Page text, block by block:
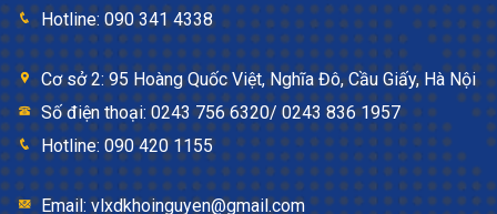
Hotline: 090 341 4338
Cơ sở 2: 95 Hoàng Quốc Việt, Nghĩa Đô, Cầu Giấy, Hà Nội
Số điện thoại: 0243 756 6320/ 0243 836 1957
Hotline: 090 420 1155
Email: vlxdkhoinguyen@gmail.com